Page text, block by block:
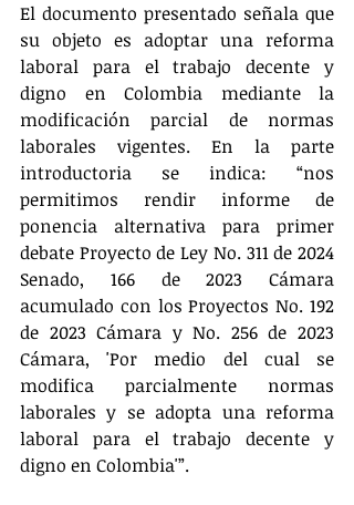
El documento presentado señala que
su objeto es adoptar una reforma
laboral para el trabajo decente y
digno en Colombia mediante la
modificación parcial de normas
laborales vigentes. En la parte
introductoria se indica: “nos
permitimos rendir informe de
ponencia alternativa para primer
debate Proyecto de Ley No. 311 de 2024
Senado, 166 de 2023 Cámara
acumulado con los Proyectos No. 192
de 2023 Cámara y No. 256 de 2023
Cámara, 'Por medio del cual se
modifica parcialmente normas
laborales y se adopta una reforma
laboral para el trabajo decente y
digno en Colombia'”.